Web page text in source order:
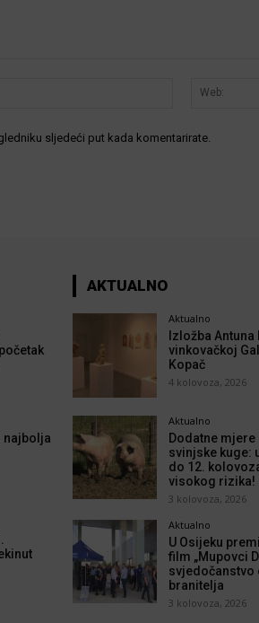
Email:*
sljedeći put kada komentarirate.
najbolja
AKTUALNO
Aktualno
Izložba Antuna
vinkovačkoj
Kopač
4 kolovoza, 2026
Aktualno
Dodatne
svinjske kuge:
do 12.
visokog rizika!
3 kolovoza, 2026
Aktualno
U Osijeku
film „Mupovci
svjedočanstvo
branitelja
3 kolovoza, 2026